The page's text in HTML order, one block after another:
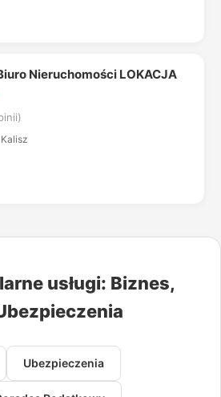
Nieruchomości LOKACJA
usługi: Biznes,
Ubezpieczenia